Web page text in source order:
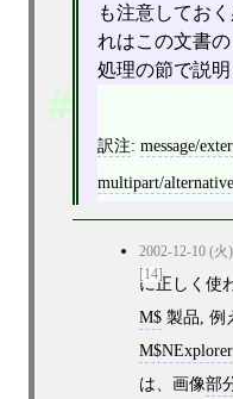
も注意してお
れはこの文書の
処理の節で説明
訳注: message/
multipart/
[14]
2002-12-10 (火
に正しく使
M$製品, 例
M$NExplorer
は、画像部